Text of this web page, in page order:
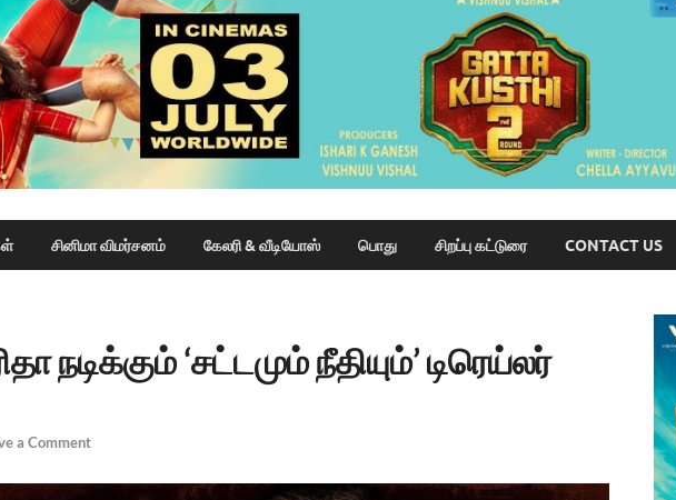
சினிமா விமர்சனம் கேலரி & வீடியோஸ் பொது சிறப்பு கட்டுரை CONTACT US
நடிக்கும் ‘சட்டமும் நீதியும்’ டிரெய்லர்
a Comment